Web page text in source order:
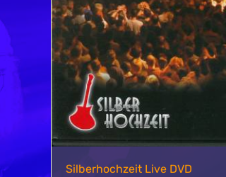
Silberhochzeit Live DVD